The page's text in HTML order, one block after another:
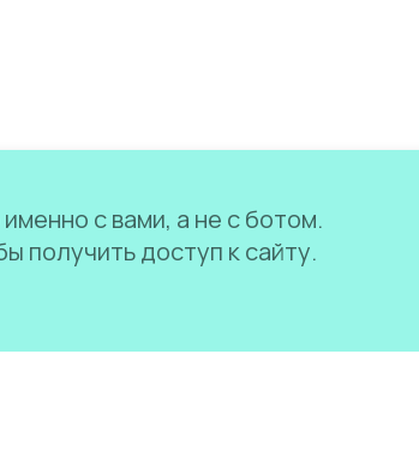
с вами, а не с ботом.
получить доступ к сайту.